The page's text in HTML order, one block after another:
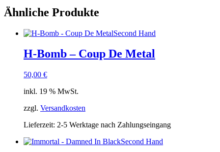
Ähnliche Produkte
Second Hand
H-Bomb – Coup De Metal
50,00 €
inkl. 19 % MwSt.
zzgl. Versandkosten
Lieferzeit: 2-5 Werktage nach Zahlungseingang
Second Hand